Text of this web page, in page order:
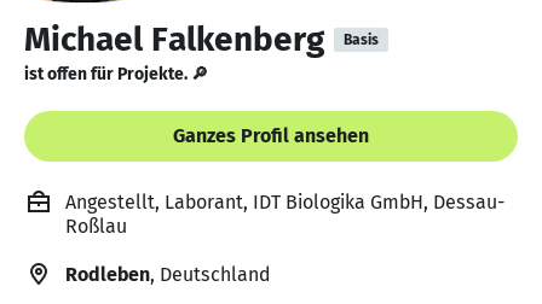
Michael Falkenberg Basis
ist offen für Projekte. 🔎
Ganzes Profil ansehen
Angestellt, Laborant, IDT Biologika GmbH, Dessau-
Roßlau
Rodleben, Deutschland